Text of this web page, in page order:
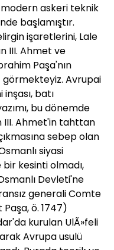
askeri teknik
başlamıştır.
işaretlerini, Lale
III. Ahmet ve
Paşa'nın
görmekteyiz. Avrupai
batı
bu dönemde
III. Ahmet'in tahttan
sebep olan
siyasi
kesinti olmadı,
Devleti'ne
generali Comte
ö. 1747)
kurulan UlÃ»feli
Avrupa usulü